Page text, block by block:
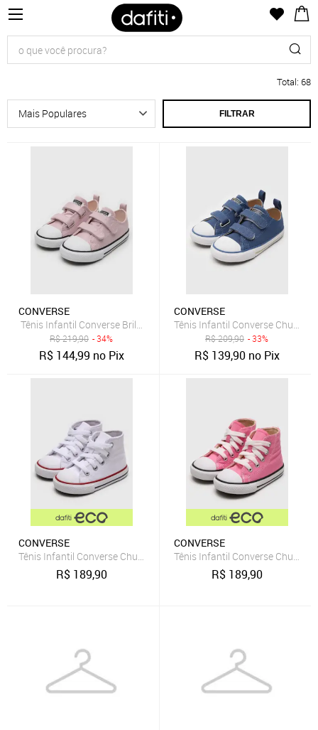
Total: 68
FILTRAR
CONVERSE
Tênis Infantil Converse Brilhante Fita Dupla Aderente Rosa
R$219,90 - 34%
R$ 144,99 no Pix
CONVERSE
Tênis Infantil Converse Chuck
R$209,90 - 33%
R$ 139,90no Pix
CONVERSE
Tênis Infantil Converse Chuck Taylor All Star Branco
R$ 189,90
CONVERSE
Tênis Infantil Converse Chuck
R$ 189,90